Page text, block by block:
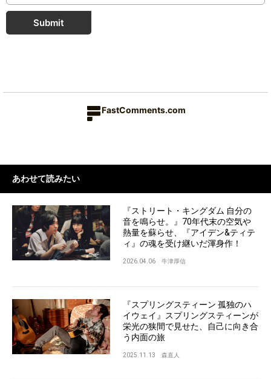
Submit
FastComments.com
あわせて読みたい
『ストリート・キングダム 自分の
音を鳴らせ。』70年代末の空気や
熱量を蘇らせ、『アイデン&ティテ
ィ』の魂を受け継いだ渾身作！
2026.04.06 牛津厚信
『スプリングスティーン 孤独のハ
イウェイ』スプリングスティーンが
栄光の狭間で見せた、自己に向き合
う内面の旅
2025.11.13 森直人